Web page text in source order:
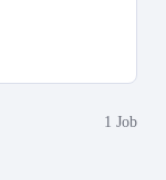
1 Job